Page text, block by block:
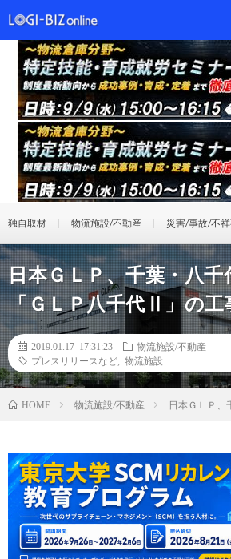
独自取材 物流施設/不動産 災害/事故/不
日本ＧＬＰ、千葉・八千
「ＧＬＰ八千代Ⅱ」の工
2019.01.17 17:31:23
物流施設/不動産
プレスリリースなど
物流施設
HOME 物流施設/不動産 日本ＧＬＰ